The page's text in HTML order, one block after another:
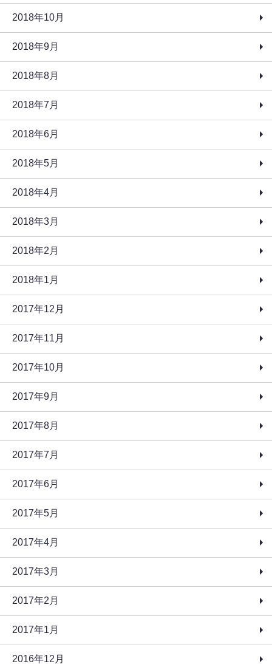
2018年10月
2018年9月
2018年8月
2018年7月
2018年6月
2018年5月
2018年4月
2018年3月
2018年2月
2018年1月
2017年12月
2017年11月
2017年10月
2017年9月
2017年8月
2017年7月
2017年6月
2017年5月
2017年4月
2017年3月
2017年2月
2017年1月
2016年12月